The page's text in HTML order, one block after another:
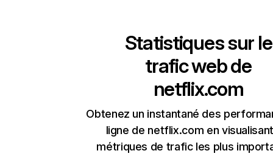
Statistiques sur le
trafic web de
netflix.com
Obtenez un instantané des
ligne de netflix.com en
métriques de trafic les plus